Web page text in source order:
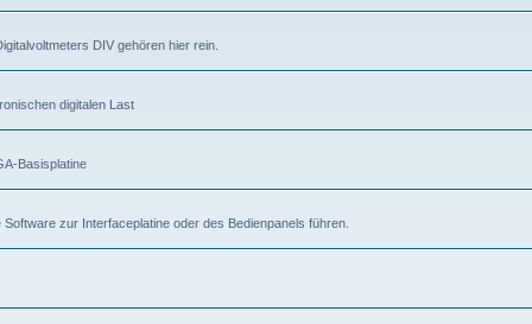
DIV gehören hier rein.
digitalen Last
Basisplatine
zur Interfaceplatine oder des Bedienpanels führen.